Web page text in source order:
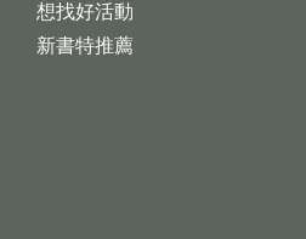
想找好活動
新書特推薦